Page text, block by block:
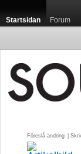
Startsidan Forum
Föreslå ändring